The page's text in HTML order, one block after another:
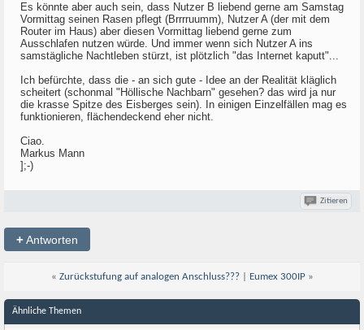
Es könnte aber auch sein, dass Nutzer B liebend gerne am Samstag
Vormittag seinen Rasen pflegt (Brrrruumm), Nutzer A (der mit dem
Router im Haus) aber diesen Vormittag liebend gerne zum
Ausschlafen nutzen würde. Und immer wenn sich Nutzer A ins
samstägliche Nachtleben stürzt, ist plötzlich "das Internet kaputt"...
Ich befürchte, dass die - an sich gute - Idee an der Realität kläglich
scheitert (schonmal "Höllische Nachbarn" gesehen? das wird ja nur
die krasse Spitze des Eisberges sein). In einigen Einzelfällen mag es
funktionieren, flächendeckend eher nicht.
Ciao.
Markus Mann
];-)
Zitieren
+Antworten
« Zurückstufung auf analogen Anschluss???| Eumex 300IP »
Ähnliche Themen